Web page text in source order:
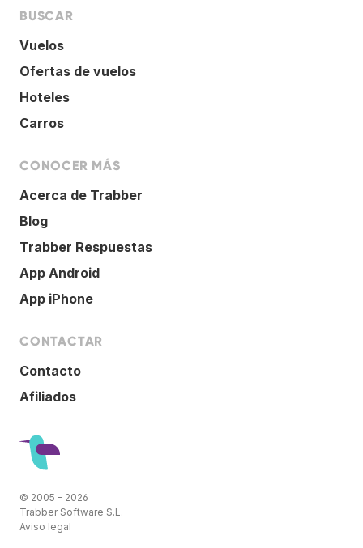
BUSCAR
Vuelos
Ofertas de vuelos
Hoteles
Carros
CONOCER MÁS
Acerca de Trabber
Blog
Trabber Respuestas
App Android
App iPhone
CONTACTAR
Contacto
Afiliados
© 2005 - 2026
Trabber Software S.L.
Aviso legal